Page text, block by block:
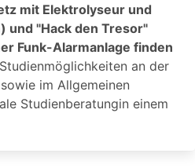
mit Elektrolyseur und
und "Hack den Tresor"
Funk-Alarmanlage finden
an der
im Allgemeinen
Studienberatungin einem